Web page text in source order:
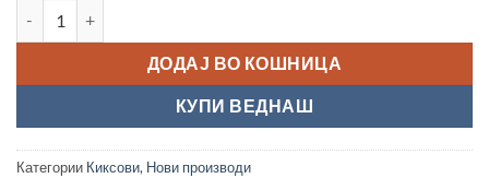
ДОДАЈ ВО КОШНИЦА
КУПИ ВЕДНАШ
Категории Киксови, Нови производи